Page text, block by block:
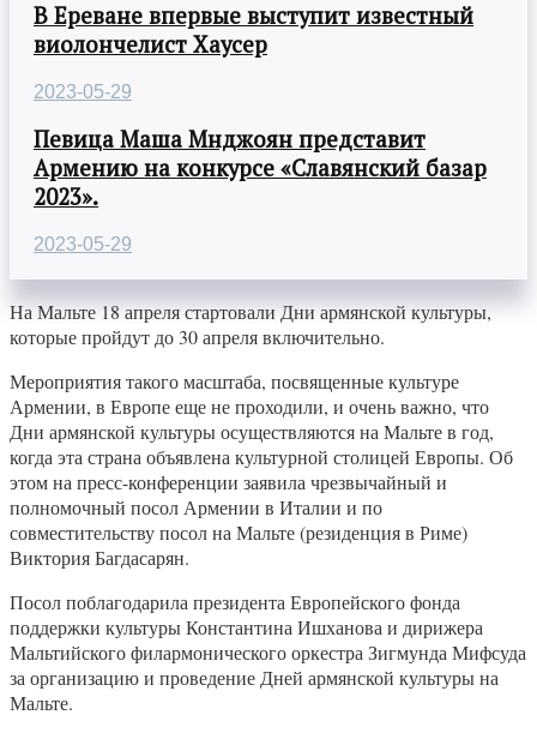
В Ереване впервые выступит известный
виолончелист Хаусер
2023-05-29
Певица Маша Мнджоян представит
Армению на конкурсе «Славянский базар
2023».
2023-05-29
На Мальте 18 апреля стартовали Дни армянской культуры,
которые пройдут до 30 апреля включительно.
Мероприятия такого масштаба, посвященные культуре
Армении, в Европе еще не проходили, и очень важно, что
Дни армянской культуры осуществляются на Мальте в год,
когда эта страна объявлена культурной столицей Европы. Об
этом на пресс-конференции заявила чрезвычайный и
полномочный посол Армении в Италии и по
совместительству посол на Мальте (резиденция в Риме)
Виктория Багдасарян.
Посол поблагодарила президента Европейского фонда
поддержки культуры Константина Ишханова и дирижера
Мальтийского филармонического оркестра Зигмунда Мифсуда
за организацию и проведение Дней армянской культуры на
Мальте.